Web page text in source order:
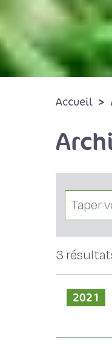
Accueil
3
2021